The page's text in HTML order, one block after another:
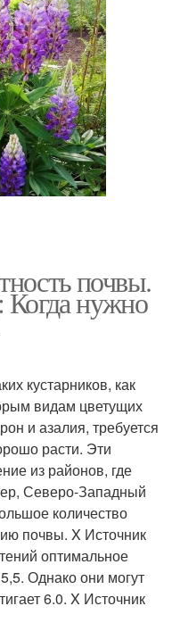
почвы.
Когда нужно
кустарников, как
видам цветущих
и азалия, требуется
расти. Эти
из районов, где
Северо-Западный
количество
почвы. X Источник
оптимальное
Однако они могут
6.0. X Источник